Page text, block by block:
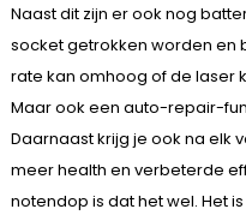
Naast dit zijn er ook nog
socket getrokken worden en
rate kan omhoog of de laser
Maar ook een auto-repair-
Daarnaast krijg je ook na elk
meer health en verbeterde
notendop is dat het wel. Het